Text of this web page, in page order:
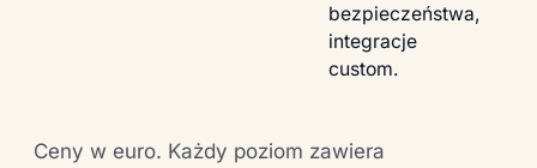
bezpieczeństwa,
integracje
custom.
Ceny w euro. Każdy poziom zawiera